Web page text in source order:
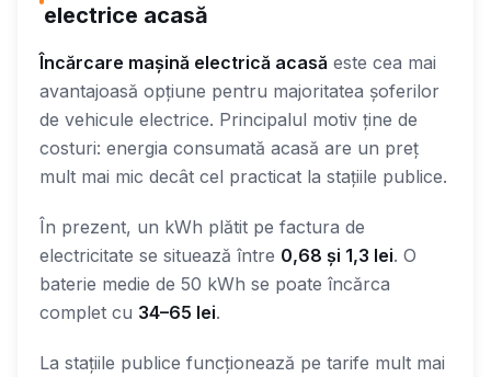
electrice acasă
Încărcare mașină electrică acasă este cea mai
avantajoasă opțiune pentru majoritatea șoferilor
de vehicule electrice. Principalul motiv ține de
costuri: energia consumată acasă are un preț
mult mai mic decât cel practicat la stațiile publice.
În prezent, un kWh plătit pe factura de
electricitate se situează între 0,68 și 1,3 lei. O
baterie medie de 50 kWh se poate încărca
complet cu 34–65 lei.
La stațiile publice funcționează pe tarife mult mai